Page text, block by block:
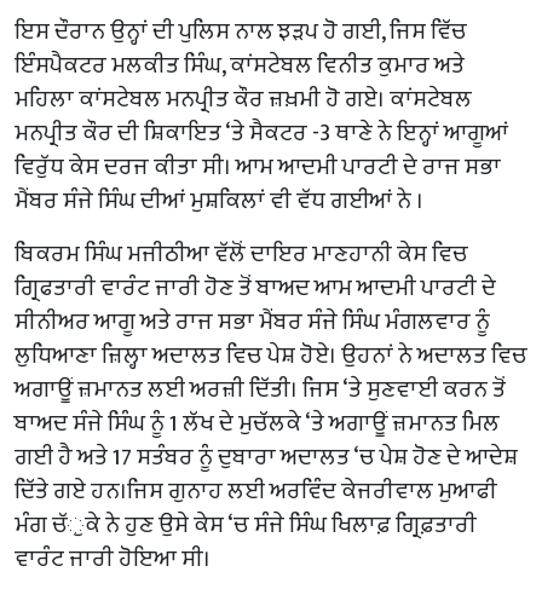
ਇਸ ਦੌਰਾਨ ਉਨ੍ਹਾਂ ਦੀ ਪੁਲਿਸ ਨਾਲ ਝੜਪ ਹੋ ਗਈ, ਜਿਸ ਵਿੱਚ
ਇੰਸਪੈਕਟਰ ਮਲਕੀਤ ਸਿੰਘ, ਕਾਂਸਟੇਬਲ ਵਿਨੀਤ ਕੁਮਾਰ ਅਤੇ
ਮਹਿਲਾ ਕਾਂਸਟੇਬਲ ਮਨਪ੍ਰੀਤ ਕੌਰ ਜ਼ਖ਼ਮੀ ਹੋ ਗਏ। ਕਾਂਸਟੇਬਲ
ਮਨਪ੍ਰੀਤ ਕੌਰ ਦੀ ਸ਼ਿਕਾਇਤ ‘ਤੇ ਸੈਕਟਰ -3 ਥਾਣੇ ਨੇ ਇਨ੍ਹਾਂ ਆਗੂਆਂ
ਵਿਰੁੱਧ ਕੇਸ ਦਰਜ ਕੀਤਾ ਸੀ। ਆਮ ਆਦਮੀ ਪਾਰਟੀ ਦੇ ਰਾਜ ਸਭਾ
ਮੈਂਬਰ ਸੰਜੇ ਸਿੰਘ ਦੀਆਂ ਮੁਸ਼ਕਿਲਾਂ ਵੀ ਵੱਧ ਗਈਆਂ ਨੇ ।
ਬਿਕਰਮ ਸਿੰਘ ਮਜੀਠੀਆ ਵੱਲੋਂ ਦਾਇਰ ਮਾਣਹਾਨੀ ਕੇਸ ਵਿਚ
ਗ੍ਰਿਫਤਾਰੀ ਵਾਰੰਟ ਜਾਰੀ ਹੋਣ ਤੋਂ ਬਾਅਦ ਆਮ ਆਦਮੀ ਪਾਰਟੀ ਦੇ
ਸੀਨੀਅਰ ਆਗੂ ਅਤੇ ਰਾਜ ਸਭਾ ਮੈਂਬਰ ਸੰਜੇ ਸਿੰਘ ਮੰਗਲਵਾਰ ਨੂੰ
ਲੁਧਿਆਣਾ ਜ਼ਿਲ੍ਹਾ ਅਦਾਲਤ ਵਿਚ ਪੇਸ਼ ਹੋਏ। ਉਹਨਾਂ ਨੇ ਅਦਾਲਤ ਵਿਚ
ਅਗਾਊਂ ਜ਼ਮਾਨਤ ਲਈ ਅਰਜ਼ੀ ਦਿੱਤੀ। ਜਿਸ ‘ਤੇ ਸੁਣਵਾਈ ਕਰਨ ਤੋਂ
ਬਾਅਦ ਸੰਜੇ ਸਿੰਘ ਨੂੰ 1 ਲੱਖ ਦੇ ਮੁਚੱਲਕੇ ‘ਤੇ ਅਗਾਊਂ ਜ਼ਮਾਨਤ ਮਿਲ
ਗਈ ਹੈ ਅਤੇ 17 ਸਤੰਬਰ ਨੂੰ ਦੁਬਾਰਾ ਅਦਾਲਤ ‘ਚ ਪੇਸ਼ ਹੋਣ ਦੇ ਆਦੇਸ਼
ਦਿੱਤੇ ਗਏ ਹਨ।ਜਿਸ ਗੁਨਾਹ ਲਈ ਅਰਵਿੰਦ ਕੇਜਰੀਵਾਲ ਮੁਆਫੀ
ਮੰਗ ਚੱੁਕੇ ਨੇ ਹੁਣ ਉਸੇ ਕੇਸ ‘ਚ ਸੰਜੇ ਸਿੰਘ ਖਿਲਾਫ਼ ਗ੍ਰਿਫ਼ਤਾਰੀ
ਵਾਰੰਟ ਜਾਰੀ ਹੋਇਆ ਸੀ।